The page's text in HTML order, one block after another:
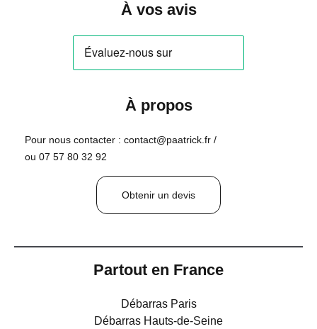
À vos avis
À propos
Pour nous contacter : contact@paatrick.fr /
ou 07 57 80 32 92
Obtenir un devis
Partout en France
Débarras Paris
Débarras Hauts-de-Seine